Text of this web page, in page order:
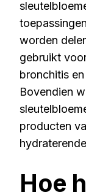
worden
gebruikt
bronchitis
Bovendien
producten
Hoe